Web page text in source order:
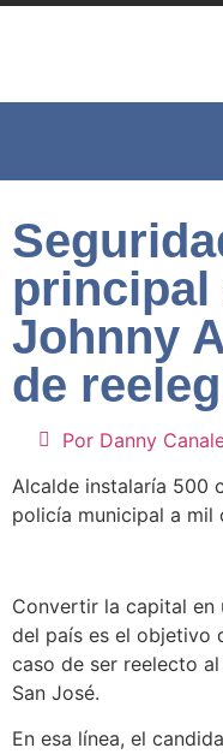
principal
Johnny
de
PorDanny
Alcalde instalaría 500
policía municipal a mil
Convertir la capital en
del país es el objetivo
caso de ser reelecto
San José.
En esa línea, el